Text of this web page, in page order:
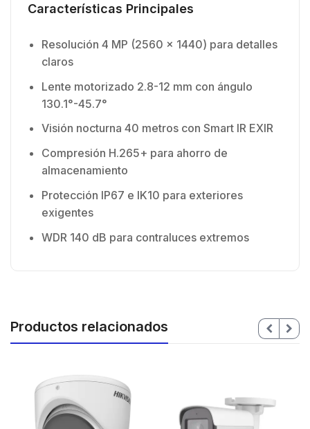
Características Principales
Resolución 4 MP (2560 x 1440) para detalles
claros
Lente motorizado 2.8-12 mm con ángulo
130.1°-45.7°
Visión nocturna 40 metros con Smart IR EXIR
Compresión H.265+ para ahorro de
almacenamiento
Protección IP67 e IK10 para exteriores
exigentes
WDR 140 dB para contraluces extremos
Productos relacionados